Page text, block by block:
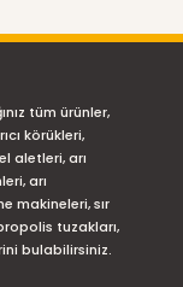
tüm ürünler,
körükleri,
aletleri, arı
arı
makineleri, sır
tuzakları,
bulabilirsiniz.